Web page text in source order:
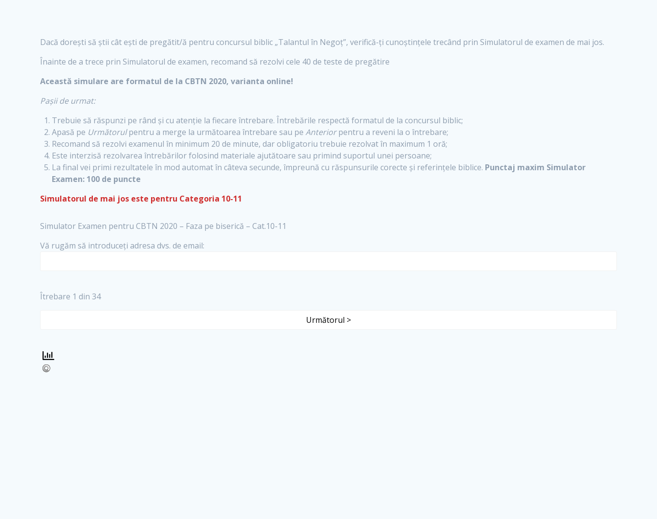
Dacă dorești să știi cât ești de pregătit/ă pentru concursul biblic „Talantul în Negoț”, verifică-ți cunoștințele trecând prin Simulatorul de examen de mai jos.
Înainte de a trece prin Simulatorul de examen, recomand să rezolvi cele 40 de teste de pregătire
Această simulare are formatul de la CBTN 2020, varianta online!
Pașii de urmat:
Trebuie să răspunzi pe rând și cu atenție la fiecare întrebare. Întrebările respectă formatul de la concursul biblic;
Apasă pe Următorulpentru a merge la următoarea întrebare sau peAnteriorpentru a reveni la o întrebare;
Recomand să rezolvi examenul în minimum 20 de minute, dar obligatoriu trebuie rezolvat în maximum 1 oră;
Este interzisă rezolvarea întrebărilor folosind materiale ajutătoare sau primind suportul unei persoane;
La final vei primi rezultatele în mod automat în câteva secunde, împreună cu răspunsurile corecte și referințele biblice. Punctaj maxim Simulator
Examen: 100 de puncte
Simulatorul de mai jos este pentru Categoria 10-11
Simulator Examen pentru CBTN 2020 – Faza pe biserică – Cat.10-11
Vă rugăm să introduceți adresa dvs. de email:
Îtrebare 1 din 34